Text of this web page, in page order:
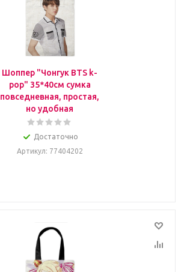
Шоппер "Чонгук BTS k-
pop" 35*40см сумка
повседневная, простая,
но удобная
Достаточно
Артикул: 77404202